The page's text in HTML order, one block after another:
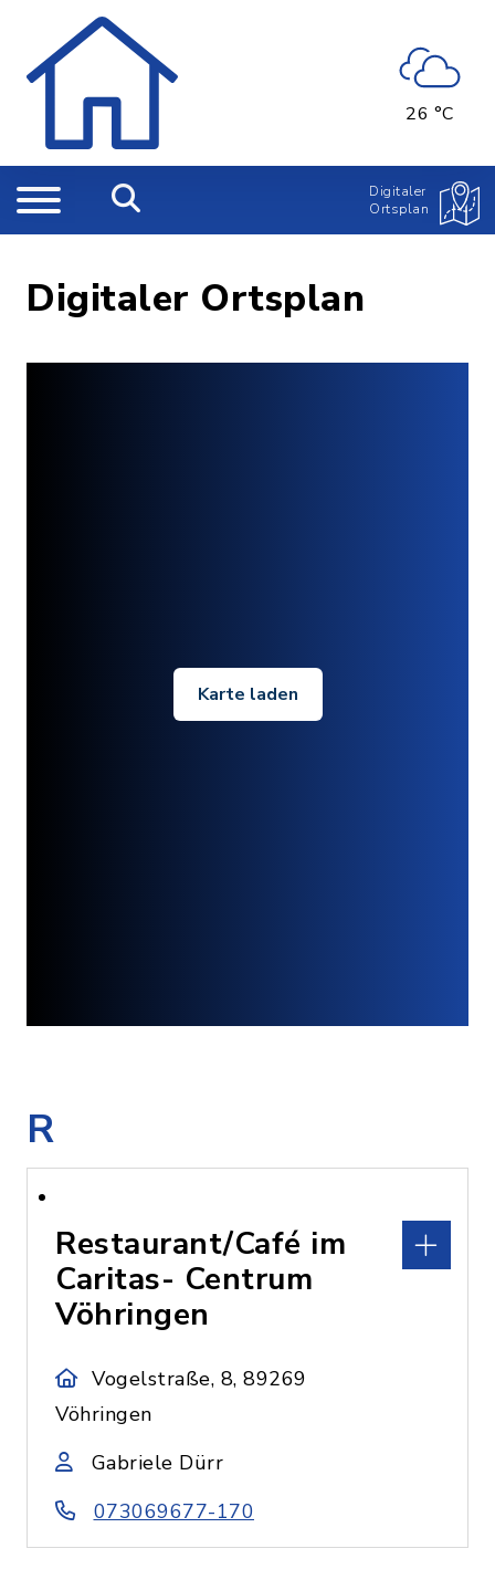
26 °C
Digitaler
Ortsplan
Digitaler Ortsplan
Karte laden
R
Restaurant/Café im
Caritas- Centrum
Vöhringen
Vogelstraße, 8, 89269
Vöhringen
Gabriele Dürr
073069677-170